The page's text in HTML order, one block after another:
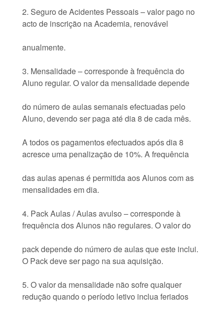
2. Seguro de Acidentes Pessoais – valor pago no
acto de inscrição na Academia, renovável
anualmente.
3. Mensalidade – corresponde à frequência do
Aluno regular. O valor da mensalidade depende
do número de aulas semanais efectuadas pelo
Aluno, devendo ser paga até dia 8 de cada mês.
A todos os pagamentos efectuados após dia 8
acresce uma penalização de 10%. A frequência
das aulas apenas é permitida aos Alunos com as
mensalidades em dia.
4. Pack Aulas / Aulas avulso – corresponde à
frequência dos Alunos não regulares. O valor do
pack depende do número de aulas que este inclui.
O Pack deve ser pago na sua aquisição.
5. O valor da mensalidade não sofre qualquer
redução quando o período letivo inclua feriados